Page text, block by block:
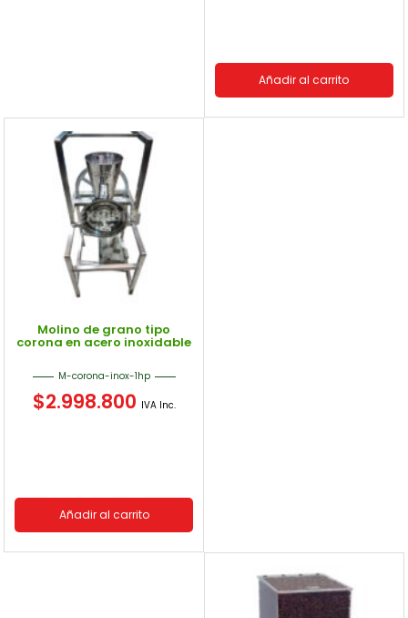
Añadir al carrito
Molino de grano tipo
corona en acero inoxidable
M-corona-inox-1hp
$2.998.800 IVA Inc.
Añadir al carrito